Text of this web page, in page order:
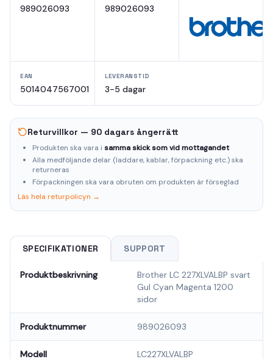
989026093 989026093
EAN
5014047567001
LEVERANSTID
3-5 dagar
Returvillkor — 90 dagars ångerrätt
Produkten ska vara i samma skick som vid mottagandet
Alla medföljande delar (laddare, kablar, förpackning etc.) ska
returneras
Förpackningen ska vara obruten om produkten är förseglad
Läs hela returpolicyn →
SPECIFIKATIONER SUPPORT
Produktbeskrivning
Brother LC 227XLVALBP svart
Gul Cyan Magenta 1200
sidor
Produktnummer 989026093
Modell LC227XLVALBP